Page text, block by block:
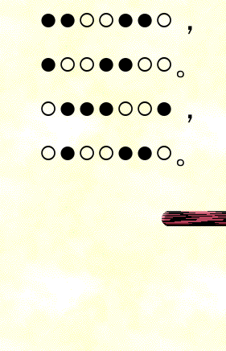
●●○○●●○，
●○○●●○○。
○●●●○○●，
○●○○●●○。